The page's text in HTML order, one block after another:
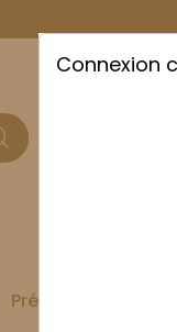
Préparation
Connexion